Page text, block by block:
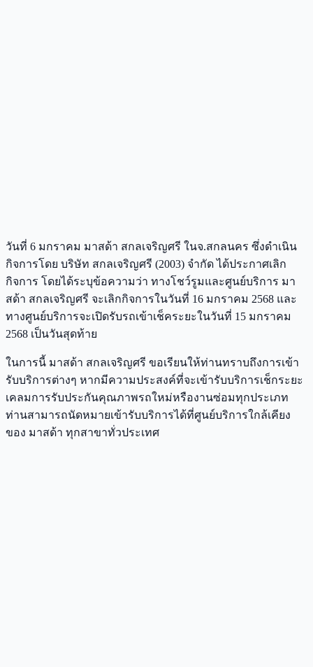
วันที่ 6 มกราคม มาสด้า สกลเจริญศรี ในจ.สกลนคร ซึ่งดำเนิน
กิจการโดย บริษัท สกลเจริญศรี (2003) จำกัด ได้ประกาศเลิก
กิจการ โดยได้ระบุข้อความว่า ทางโชว์รูมและศูนย์บริการ มา
สด้า สกลเจริญศรี จะเลิกกิจการในวันที่ 16 มกราคม 2568 และ
ทางศูนย์บริการจะเปิดรับรถเข้าเช็คระยะในวันที่ 15 มกราคม
2568 เป็นวันสุดท้าย
ในการนี้ มาสด้า สกลเจริญศรี ขอเรียนให้ท่านทราบถึงการเข้า
รับบริการต่างๆ หากมีความประสงค์ที่จะเข้ารับบริการเช็กระยะ
เคลมการรับประกันคุณภาพรถใหม่หรืองานซ่อมทุกประเภท
ท่านสามารถนัดหมายเข้ารับบริการได้ที่ศูนย์บริการใกล้เคียง
ของ มาสด้า ทุกสาขาทั่วประเทศ